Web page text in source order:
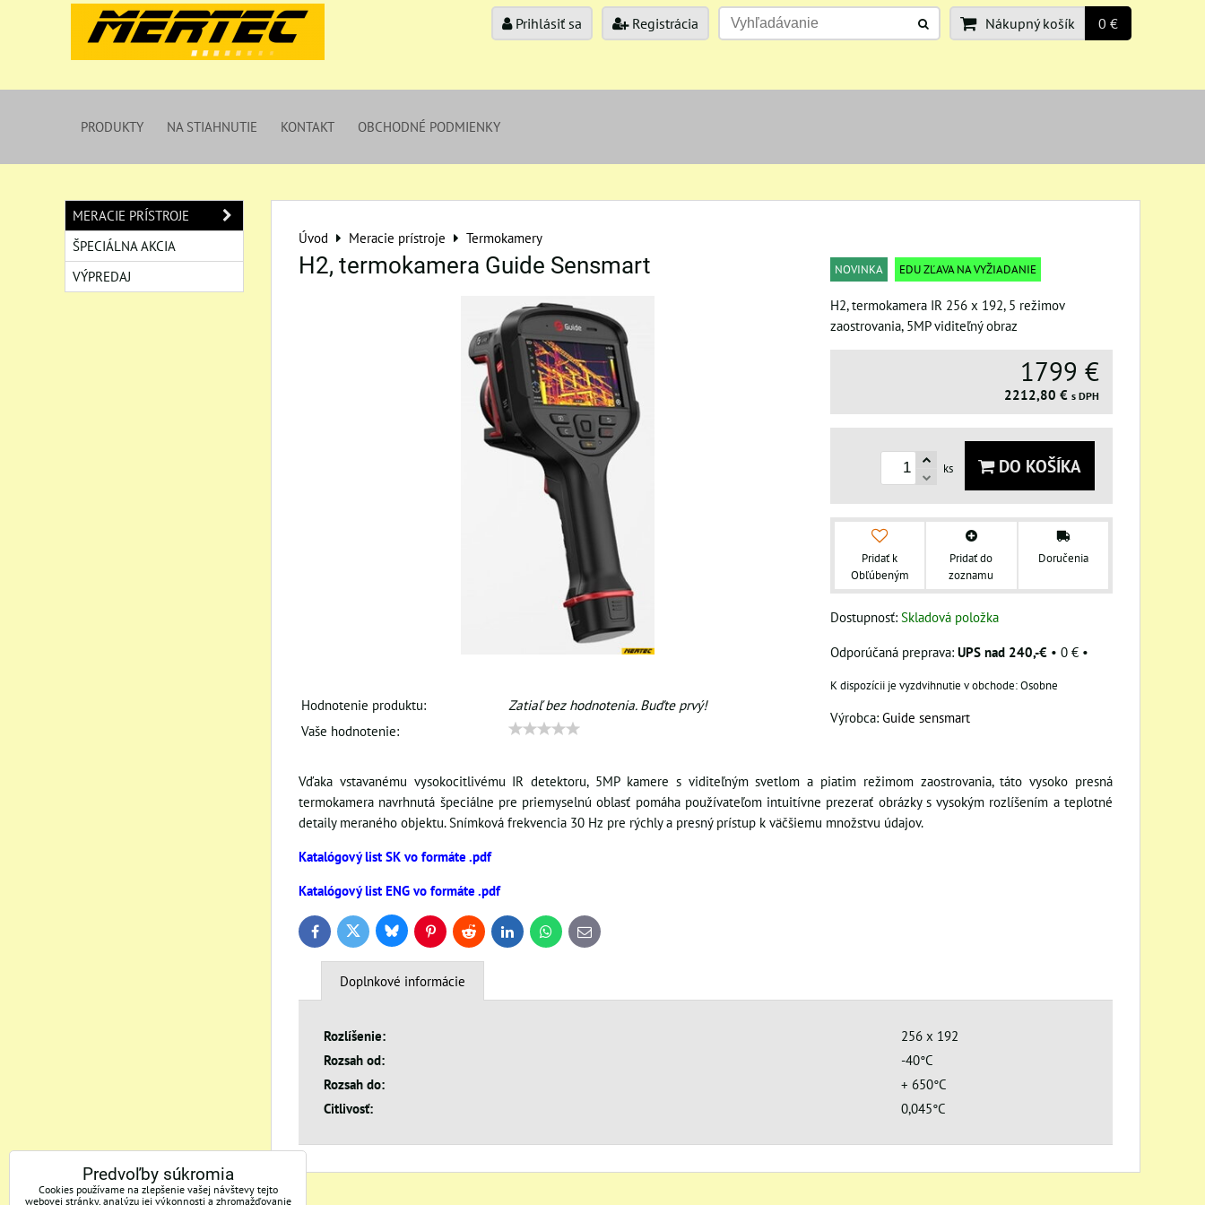
Prihlásiť sa Registrácia Nákupný košík 0 €
PRODUKTY NA STIAHNUTIE KONTAKT OBCHODNÉ PODMIENKY
Úvod Meracie prístroje Termokamery
H2, termokamera Guide Sensmart
Hodnotenie produktu:
Zatiaľ bez hodnotenia. Buďte prvý!
Vaše hodnotenie:
NOVINKA EDU ZĽAVA NA VYŽIADANIE
H2, termokamera IR 256 x 192, 5 režimov
zaostrovania, 5MP viditeľný obraz
1799 €
2212,80 € s DPH
ks DO KOŠÍKA
Pridať k
Obľúbeným
Pridať do
zoznamu
Doručenia
Dostupnosť: Skladová položka
UPS nad 240,-€ • 0 € •
Osobne
Výrobca: Guide sensmart
Vďaka vstavanému vysokocitlivému IR detektoru, 5MP kamere s viditeľným svetlom a piatim režimom zaostrovania, táto vysoko presná
termokamera navrhnutá špeciálne pre priemyselnú oblasť pomáha používateľom intuitívne prezerať obrázky s vysokým rozlíšením a teplotné
detaily meraného objektu. Snímková frekvencia 30 Hz pre rýchly a presný prístup k väčšiemu množstvu údajov.
Katalógový list SK vo formáte .pdf
Katalógový list ENG vo formáte .pdf
FacebookTwitter BlueskyPinterestReddit LinkedInWhatsApp
E-
mail
Doplnkové informácie
Rozlíšenie:
256 x 192
Rozsah od:
-40°C
Rozsah do:
+ 650°C
Citlivosť:
0,045°C
MERACIE PRÍSTROJE
ŠPECIÁLNA AKCIA
VÝPREDAJ
Predvoľby súkromia
Cookies používame na zlepšenie vašej návštevy tejto
webovej stránky, analýzu jej výkonnosti a zhromažďovanie